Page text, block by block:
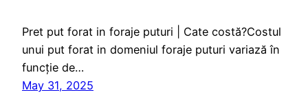
Pret put forat in foraje puturi | Cate costă?Costul
unui put forat in domeniul foraje puturi variază în
funcție de…
May 31, 2025